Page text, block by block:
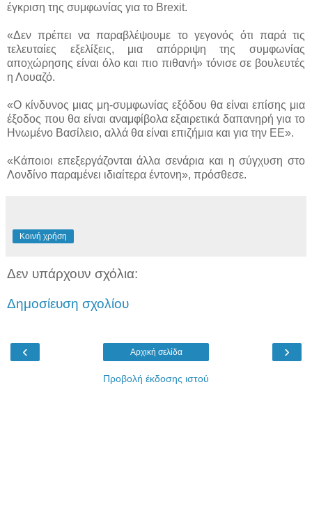
έγκριση της συμφωνίας για το Brexit.
«Δεν πρέπει να παραβλέψουμε το γεγονός ότι παρά τις
τελευταίες εξελίξεις, μια απόρριψη της συμφωνίας
αποχώρησης είναι όλο και πιο πιθανή» τόνισε σε βουλευτές
η Λουαζό.
«Ο κίνδυνος μιας μη-συμφωνίας εξόδου θα είναι επίσης μια
έξοδος που θα είναι αναμφίβολα εξαιρετικά δαπανηρή για το
Ηνωμένο Βασίλειο, αλλά θα είναι επιζήμια και για την ΕΕ».
«Κάποιοι επεξεργάζονται άλλα σενάρια και η σύγχυση στο
Λονδίνο παραμένει ιδιαίτερα έντονη», πρόσθεσε.
Κοινή χρήση
Δεν υπάρχουν σχόλια:
Δημοσίευση σχολίου
‹ ›
Αρχική σελίδα
Προβολή έκδοσης ιστού